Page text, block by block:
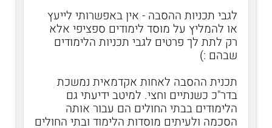
לגבי תכניות ההסבה - אין באפשרותי לייעץ
או להמליץ על מוסד לימודים ספציפי אלא
רק לתת לך פרטים לגבי תכניות הלימודים
שבהם :)
תכנית ההסבה לאחות אקדמאית נמשכת
בדר"כ כשנתיים וחצי. למיטב ידיעתי גם
הלימודים בבתי החולים הם עבור אותה
הסכמה ולעיתים מוסדות הלימוד ובתי החולים